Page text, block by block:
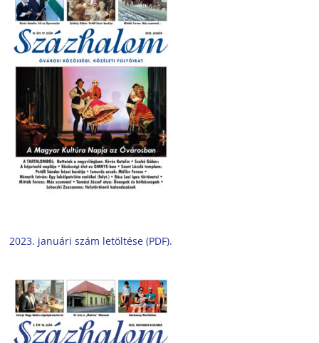
2023. januári szám letöltése (PDF).